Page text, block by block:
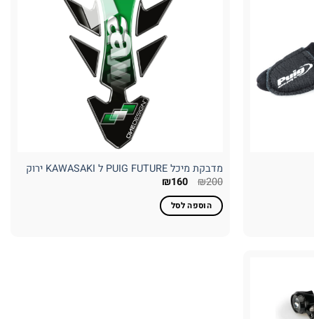
מדבקת מיכל PUIG FUTURE ל KAWASAKI ירוק
₪200 המחיר
היה:
₪200.
₪160
הוא:
₪160. הוספה לסל